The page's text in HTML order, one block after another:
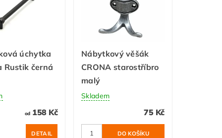
úchytka
Rustik černá
od158 Kč
DETAIL
Nábytkový věšák
CRONA starostříbro
malý
Skladem
75 Kč